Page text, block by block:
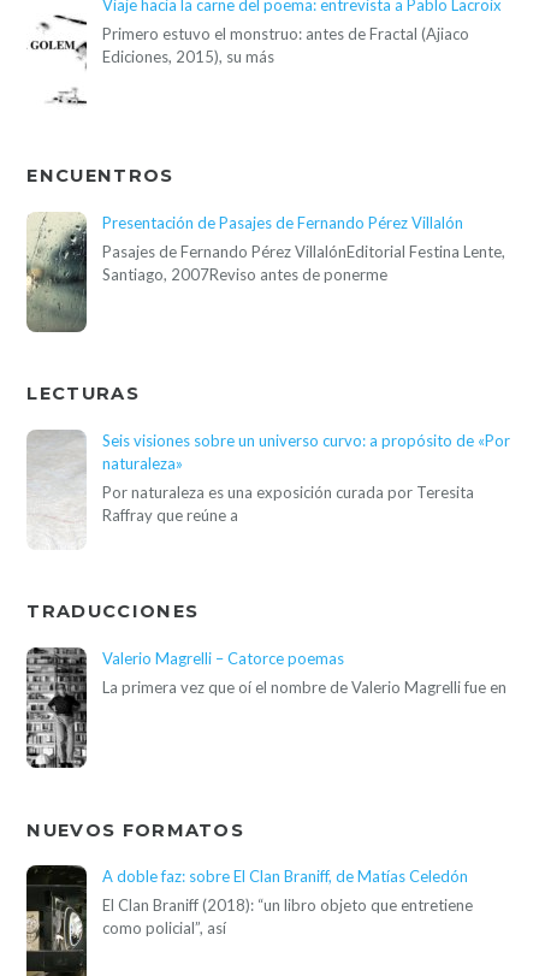
Viaje hacia la carne del poema: entrevista a Pablo Lacroix
Primero estuvo el monstruo: antes de Fractal (Ajiaco
Ediciones, 2015), su más
ENCUENTROS
Presentación de Pasajes de Fernando Pérez Villalón
Pasajes de Fernando Pérez VillalónEditorial Festina Lente,
Santiago, 2007Reviso antes de ponerme
LECTURAS
Seis visiones sobre un universo curvo: a propósito de «Por
naturaleza»
Por naturaleza es una exposición curada por Teresita
Raffray que reúne a
TRADUCCIONES
Valerio Magrelli – Catorce poemas
La primera vez que oí el nombre de Valerio Magrelli fue en
NUEVOS FORMATOS
A doble faz: sobre El Clan Braniff, de Matías Celedón
El Clan Braniff (2018): “un libro objeto que entretiene
como policial”, así